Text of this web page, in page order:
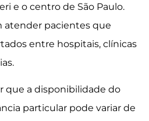
e o centro de São Paulo.
atender pacientes que
entre hospitais, clínicas
que a disponibilidade do
particular pode variar de